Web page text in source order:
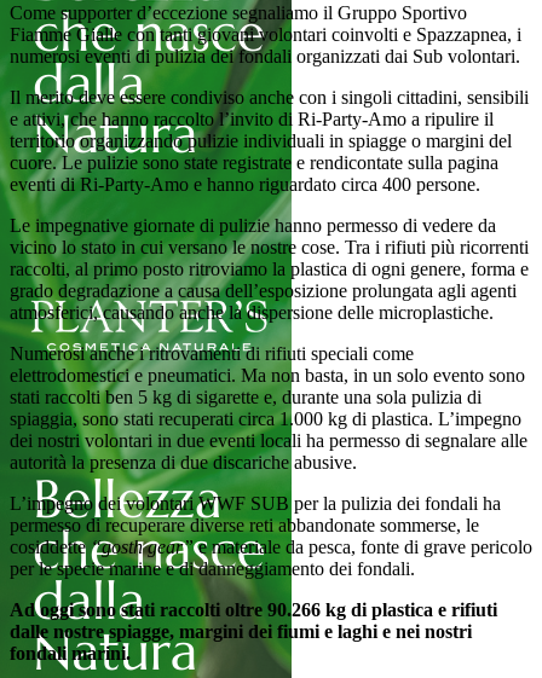
Come supporter d’eccezione segnaliamo il Gruppo Sportivo
Fiamme Gialle con tanti giovani volontari coinvolti e Spazzapnea, i
numerosi eventi di pulizia dei fondali organizzati dai Sub volontari.
Il merito deve essere condiviso anche con i singoli cittadini, sensibili
e attivi, che hanno raccolto l’invito di Ri-Party-Amo a ripulire il
territorio organizzando pulizie individuali in spiagge o margini del
cuore. Le pulizie sono state registrate e rendicontate sulla pagina
eventi di Ri-Party-Amo e hanno riguardato circa 400 persone.
Le impegnative giornate di pulizie hanno permesso di vedere da
vicino lo stato in cui versano le nostre cose. Tra i rifiuti più ricorrenti
raccolti, al primo posto ritroviamo la plastica di ogni genere, forma e
grado degradazione a causa dell’esposizione prolungata agli agenti
atmosferici, causando anche la dispersione delle microplastiche.
Numerosi anche i ritrovamenti di rifiuti speciali come
elettrodomestici e pneumatici. Ma non basta, in un solo evento sono
stati raccolti ben 5 kg di sigarette e, durante una sola pulizia di
spiaggia, sono stati recuperati circa 1.000 kg di plastica. L’impegno
dei nostri volontari in due eventi locali ha permesso di segnalare alle
autorità la presenza di due discariche abusive.
L’impegno dei volontari WWF SUB per la pulizia dei fondali ha
permesso di recuperare diverse reti abbandonate sommerse, le
cosiddette “gosth gear”e materiale da pesca, fonte di grave pericolo
per le specie marine e di danneggiamento dei fondali.
Ad oggi sono stati raccolti oltre 90.266 kg di plastica e rifiuti
dalle nostre spiagge, margini dei fiumi e laghi e nei nostri
fondali marini.